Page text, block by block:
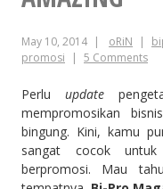
May 10, 2014 oRiN
promosi
5 Comments
Perluupdate
mempromosikan
bingung. Kini, kamu
sangat cocok
berpromosi. Mau